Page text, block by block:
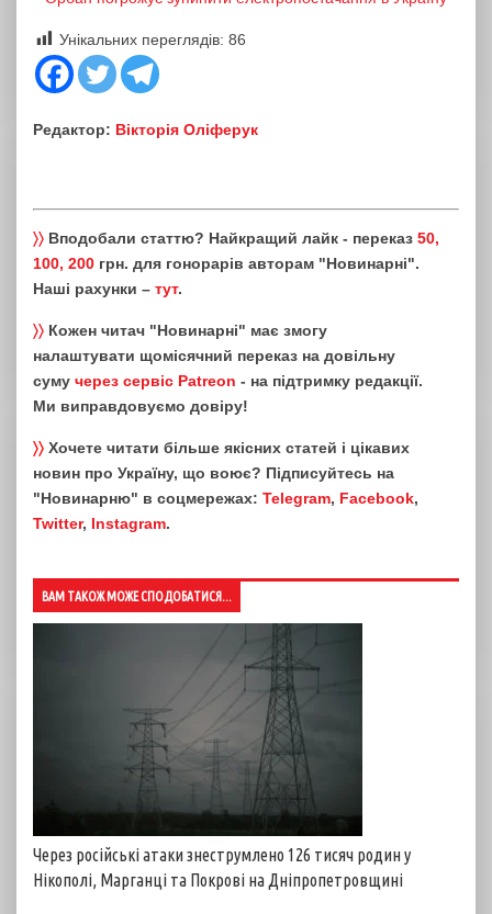
Унікальних переглядів: 86
Редактор: Вікторія Оліферук
〉〉 Вподобали статтю? Найкращий лайк - переказ 50,
100, 200 грн. для гонорарів авторам "Новинарні".
Наші рахунки – тут.
〉〉 Кожен читач "Новинарні" має змогу
налаштувати щомісячний переказ на довільну
суму через сервіс Patreon - на підтримку редакції.
Ми виправдовуємо довіру!
〉〉 Хочете читати більше якісних статей і цікавих
новин про Україну, що воює? Підписуйтесь на
"Новинарню" в соцмережах: Telegram, Facebook,
Twitter, Instagram.
ВАМ ТАКОЖ МОЖЕ СПОДОБАТИСЯ...
Через російські атаки знеструмлено 126 тисяч родин у
Нікополі, Марганці та Покрові на Дніпропетровщині